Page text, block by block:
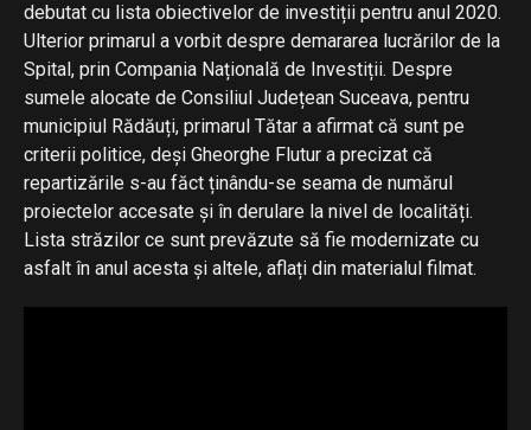
debutat cu lista obiectivelor de investiții pentru anul 2020.
Ulterior primarul a vorbit despre demararea lucrărilor de la
Spital, prin Compania Națională de Investiții. Despre
sumele alocate de Consiliul Județean Suceava, pentru
municipiul Rădăuți, primarul Tătar a afirmat că sunt pe
criterii politice, deși Gheorghe Flutur a precizat că
repartizările s-au făct ținându-se seama de numărul
proiectelor accesate și în derulare la nivel de localități.
Lista străzilor ce sunt prevăzute să fie modernizate cu
asfalt în anul acesta și altele, aflați din materialul filmat.